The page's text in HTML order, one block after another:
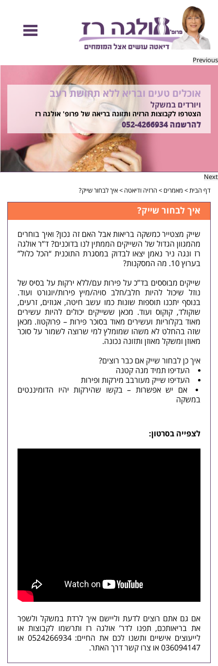
Previous
להיות מוכנות לקיץ הזה ולזה שאחריו!
בשיטת ד"ר אולגה רז
רוצים ללמוד איך?
התקשרו 052-4266934
אוכלים טעים ובריא ללא תחושת רעב
ויורדים במשקל
הצטרפו לקבוצות הרזיה ותזונה בריאה של פרופ' אולגה רז
להרשמה052-4266934
Next
דף הבית> מאמרים > הרזיה ודיאטה >איך לבחור שייק?
איך לבחור שייק?
שייק מצטייר כמשקה בריאות אבל האם זה נכון? ואיך בוחרים
מהמגוון הגדול של השייקים הממתין לנו בדוכנים? ד”ר אולגה
רז ונגה ניר נאמן יצאו לבדוק במסגרת התוכנית “הכל כלול”
בערוץ 10. מה המסקנות?
שייקים מבוססים בד”כ על פירות עם/ללא ירקות על בסיס של
נוזל שיכול להיות חלב/חלב סויה/מיץ פירות/יוגורט ועוד.
בנוסף יתכנו תוספות שונות כמו עשב חיטה, אגוזים, זרעים,
שוקולד, קוקוס ועוד. מכאן ששייקים יכולים להיות עשירים
מאוד בקלוריות ועשירים מאוד בסוכר פירות – פרוקטוז. מכאן
שזה בהחלט לא משהו שמומלץ למי שרוצה לשמור על סוכר
מאוזן ומשקל מאוזן ותזונה נכונה.
איך כן לבחור שייק אם כבר רוצים?
העדיפו תמיד מנה קטנה
העדיפו שייק מעורבב מירקות ופירות
אם יש אפשרות – בקשו שהירקות יהיו הדומיננטים
במשקה
לצפייה בסרטון:
אם גם אתם רוצים לדעת וליישם איך לרדת במשקל ולשפר
את בריאותכם, תפנו לדר’ אולגה רז ותרשמו לקבוצות או
לייעוצים אישיים ותשנו לכם את החיים: 0524266934 או
036094147 או
צרו קשר דרך האתר.